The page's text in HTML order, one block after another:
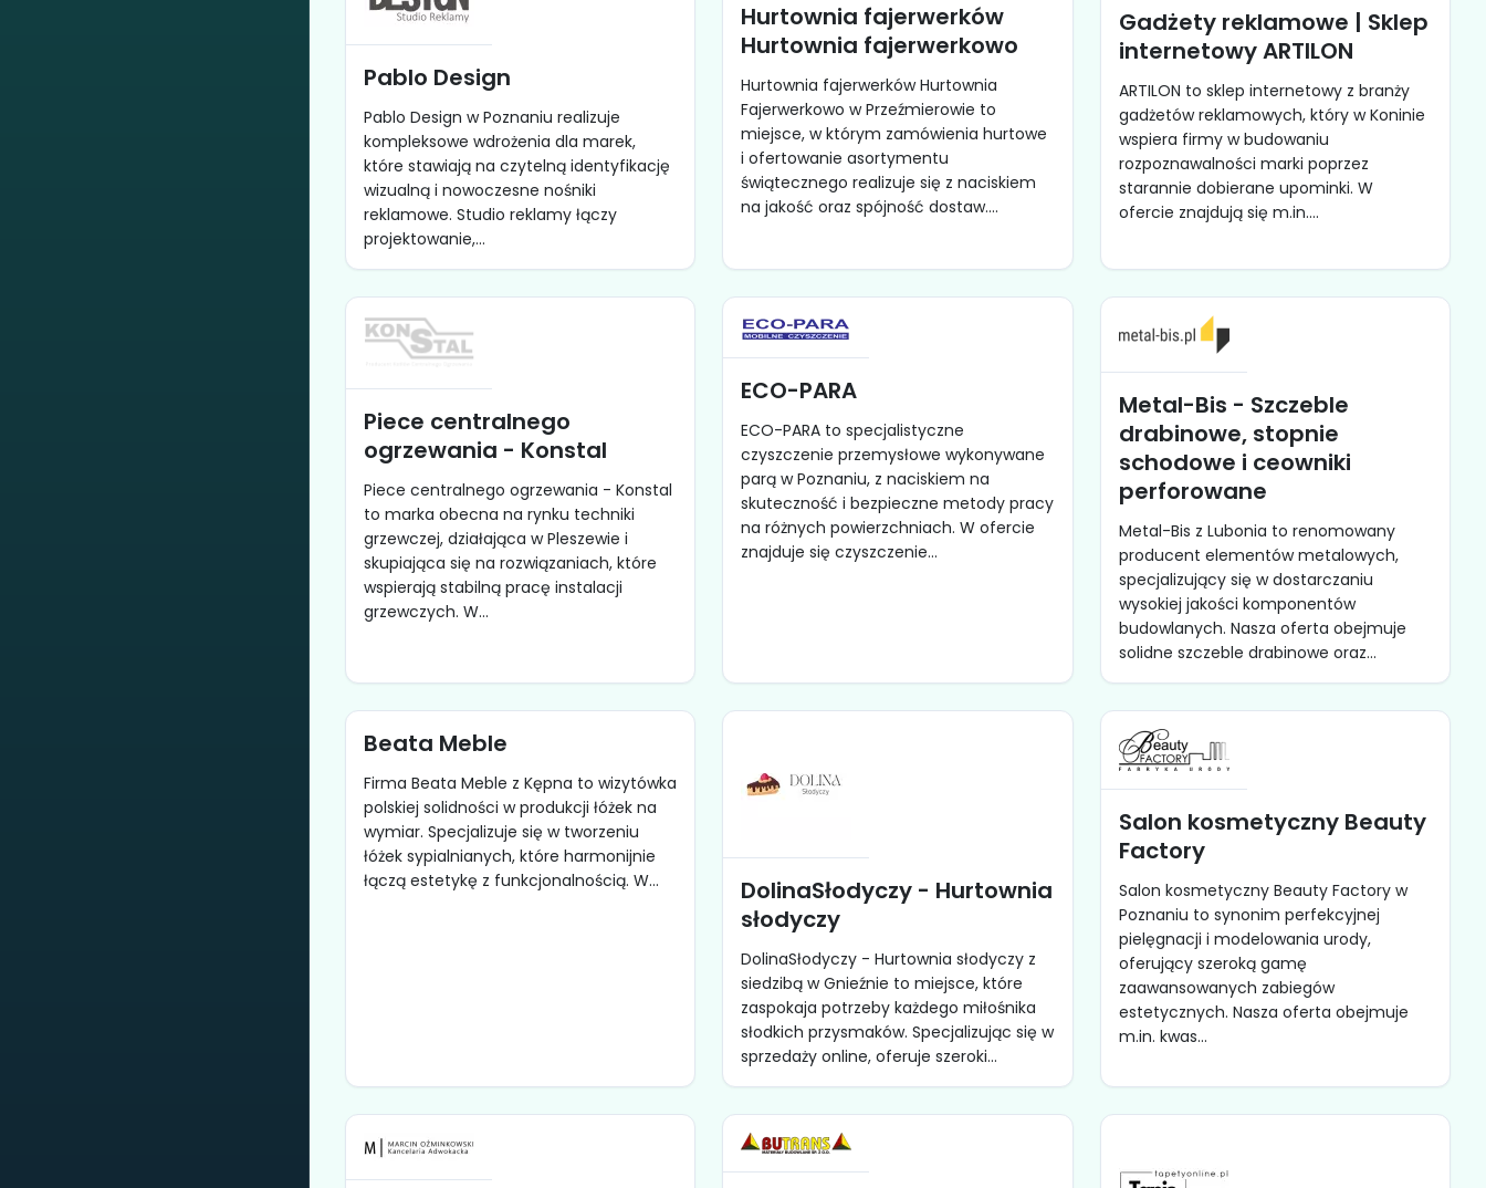
Pablo Design
Pablo Design w Poznaniu realizuje
kompleksowe wdrożenia dla marek,
które stawiają na czytelną identyfikację
wizualną i nowoczesne nośniki
reklamowe. Studio reklamy łączy
projektowanie,...
Hurtownia fajerwerków
Hurtownia fajerwerkowo
Hurtownia fajerwerków Hurtownia
Fajerwerkowo w Przeźmierowie to
miejsce, w którym zamówienia hurtowe
i ofertowanie asortymentu
świątecznego realizuje się z naciskiem
na jakość oraz spójność dostaw....
Gadżety reklamowe | Sklep
internetowy ARTILON
ARTILON to sklep internetowy z branży
gadżetów reklamowych, który w Koninie
wspiera firmy w budowaniu
rozpoznawalności marki poprzez
starannie dobierane upominki. W
ofercie znajdują się m.in....
Piece centralnego
ogrzewania - Konstal
Piece centralnego ogrzewania - Konstal
to marka obecna na rynku techniki
grzewczej, działająca w Pleszewie i
skupiająca się na rozwiązaniach, które
wspierają stabilną pracę instalacji
grzewczych. W...
ECO-PARA
ECO-PARA to specjalistyczne
czyszczenie przemysłowe wykonywane
parą w Poznaniu, z naciskiem na
skuteczność i bezpieczne metody pracy
na różnych powierzchniach. W ofercie
znajduje się czyszczenie...
Metal-Bis - Szczeble
drabinowe, stopnie
schodowe i ceowniki
perforowane
Metal-Bis z Lubonia to renomowany
producent elementów metalowych,
specjalizujący się w dostarczaniu
wysokiej jakości komponentów
budowlanych. Nasza oferta obejmuje
solidne szczeble drabinowe oraz...
Beata Meble
Firma Beata Meble z Kępna to wizytówka
polskiej solidności w produkcji łóżek na
wymiar. Specjalizuje się w tworzeniu
łóżek sypialnianych, które harmonijnie
łączą estetykę z funkcjonalnością. W...
DolinaSłodyczy - Hurtownia
słodyczy
DolinaSłodyczy - Hurtownia słodyczy z
siedzibą w Gnieźnie to miejsce, które
zaspokaja potrzeby każdego miłośnika
słodkich przysmaków. Specjalizując się w
sprzedaży online, oferuje szeroki...
Salon kosmetyczny Beauty
Factory
Salon kosmetyczny Beauty Factory w
Poznaniu to synonim perfekcyjnej
pielęgnacji i modelowania urody,
oferujący szeroką gamę
zaawansowanych zabiegów
estetycznych. Nasza oferta obejmuje
m.in. kwas...